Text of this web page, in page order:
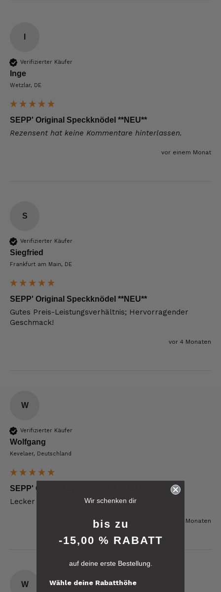
Verifizierter Käufer
Inge
Wetzlar, DE
SEPP' Original Speckknödel **NEU**
Rezensent hat keine Kommentare hinterlassen.
vor einem Monat
S
Verifizierter Käufer
Siegfried
Frankfurt am Main, DE
SEPP' Original Speckknödel **NEU**
Gutes Preis-Leistungsverhältnis; Hervorragender
Geschmack!
vor 4 Monaten
W
Verifizierter Käufer
Wolfgang
Kevelaer, Deutschland
SEPP' Original Speckknödel **NEU**
Lecker 😋
vor 4 Monaten
W
rating 6.242
reviews-io
Verifizierter Kunde
Wir schenken dir
bis zu
-15,00 % RABATT
auf deine erste Bestellung.
Wähle deine Rabatthöhe